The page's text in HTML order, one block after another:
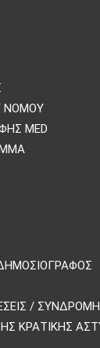
ΝΌΜΟΥ
MED
/
ΚΡΑΤΙΚΉΣ